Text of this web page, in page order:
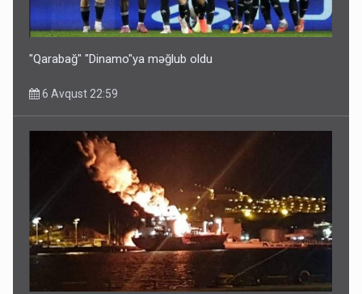
SİYAHI
6 Avqust 10:53
Ərdoğana sui-qəsd planının iştirakçısı detalları açıqladı
5 Avqust 16:56
"Qarabağ" "Dinamo"ya məğlub oldu
6 Avqust 22:59